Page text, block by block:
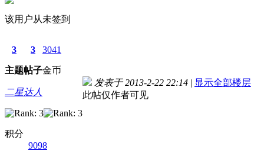
该用户从未签到
3
主题
3
帖子
3041
金币
二星达人
积分
9098
发表于 2013-2-22 22:14 | 显示全部楼层
此帖仅作者可见